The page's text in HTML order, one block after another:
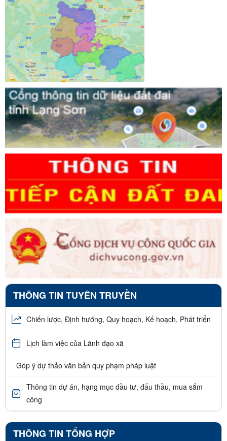
THÔNG TIN TUYÊN TRUYỀN
Chiến lược, Định hướng, Quy hoạch, Kế hoạch, Phát triển
Lịch làm việc của Lãnh đạo xã
Góp ý dự thảo văn bản quy phạm pháp luật
Thông tin dự án, hạng mục đầu tư, đấu thầu, mua sắm
công
THÔNG TIN TỔNG HỢP